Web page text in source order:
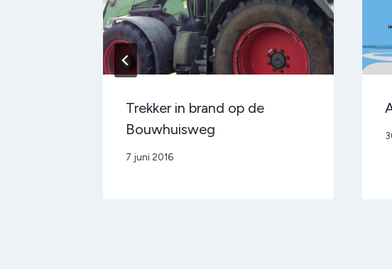
Trekker in brand op de
Bouwhuisweg
Door
7 juni 2016